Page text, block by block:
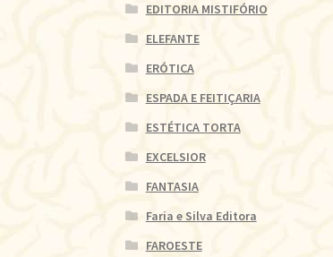
EDITORIA MISTIFÓRIO
ELEFANTE
ERÓTICA
ESPADA E FEITIÇARIA
ESTÉTICA TORTA
EXCELSIOR
FANTASIA
Faria e Silva Editora
FAROESTE